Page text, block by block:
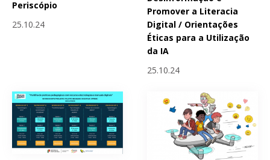
Periscópio
25.10.24
Promover a Literacia
Digital / Orientações
Éticas para a Utilização
da IA
25.10.24